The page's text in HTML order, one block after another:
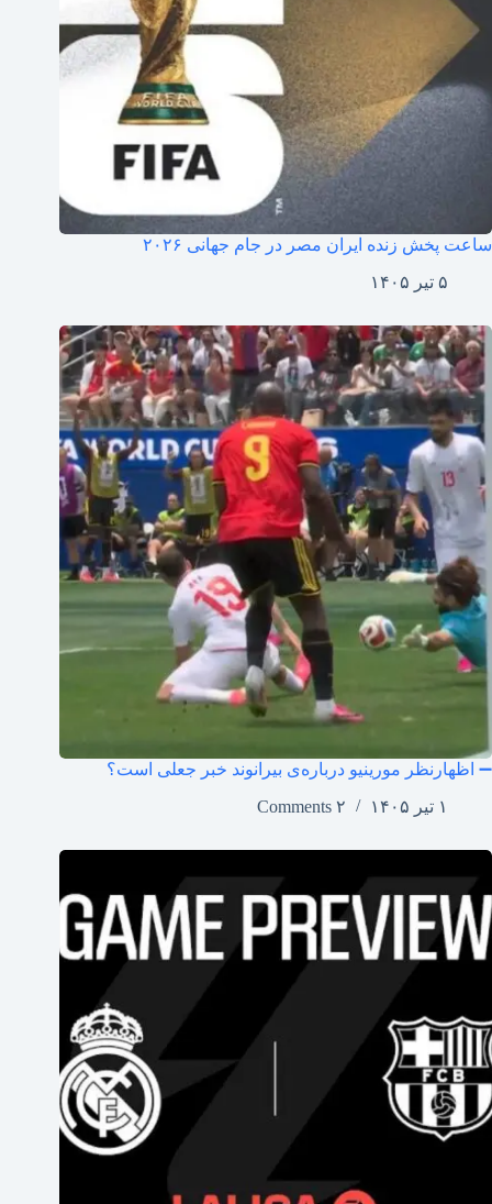
ساعت پخش زنده ایران مصر در جام جهانی ۲۰۲۶
۵ تیر ۱۴۰۵
➖ اظهارنظر مورینیو درباره‌ی بیرانوند خبر جعلی است؟
۱ تیر ۱۴۰۵
۲ Comments